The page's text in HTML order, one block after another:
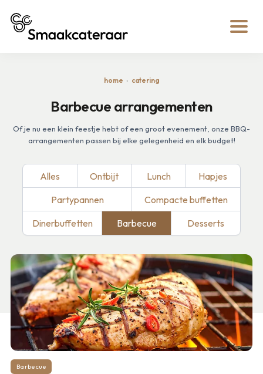
home catering
Barbecue arrangementen
Of je nu een klein feestje hebt of een groot evenement, onze BBQ-
arrangementen passen bij elke gelegenheid en elk budget!
Alles Ontbijt Lunch
Hapjes
Partypannen
Compacte buffetten
Dinerbuffetten
Barbecue Desserts
Barbecue